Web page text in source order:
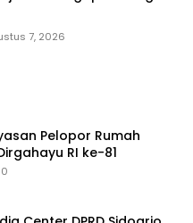
7, 2026
Pelopor Rumah
RI ke-81
0